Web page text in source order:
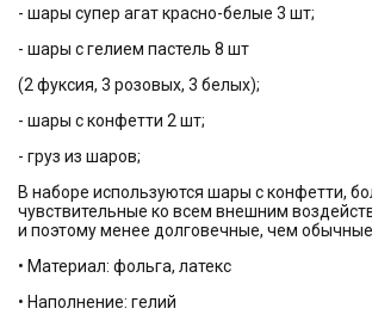
- шары супер агат красно-белые 3 шт;
- шары c гелием пастель 8 шт
(2 фуксия, 3 розовых, 3 белых);
- шары с конфетти 2 шт;
- груз из шаров;
В наборе используются шары с конфетти,
чувствительные ко всем внешним
и поэтому менее долговечные, чем
• Материал: фольга, латекс
• Наполнение: гелий